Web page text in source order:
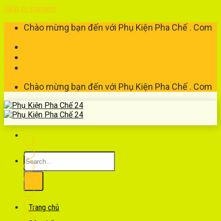
Skip to content
Chào mừng bạn đến với Phụ Kiện Pha Chế . Com
Chào mừng bạn đến với Phụ Kiện Pha Chế . Com
Trang chủ